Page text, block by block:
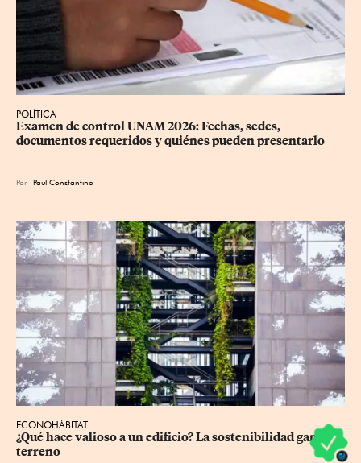
POLÍTICA
Examen de control UNAM 2026: Fechas, sedes,
documentos requeridos y quiénes pueden presentarlo
Por Paul Constantino
ECONOHÁBITAT
¿Qué hace valioso a un edificio? La sostenibilidad gana
terreno